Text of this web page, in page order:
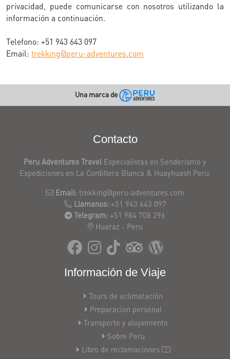
privacidad, puede comunicarse con nosotros utilizando la
información a continuación.
Telefono: +51 943 643 097
Email: trekking@peru-adventures.com
Una marca de
Contacto
Peru Adventures Travel Especialistas en Senderismo y
Expediciones en La Cordillera Blanca & Huayhuash Peru.
Email: trekking@peru-adventures.com
Llamanos: +51 943 643 097
Telegram: +51 984 708 296
Huaraz - Peru
Información de Viaje
Tours de aclimatación
Preparacion personal
Transporte y alojamiento
Sobre Peru
Libro de reclamaciones